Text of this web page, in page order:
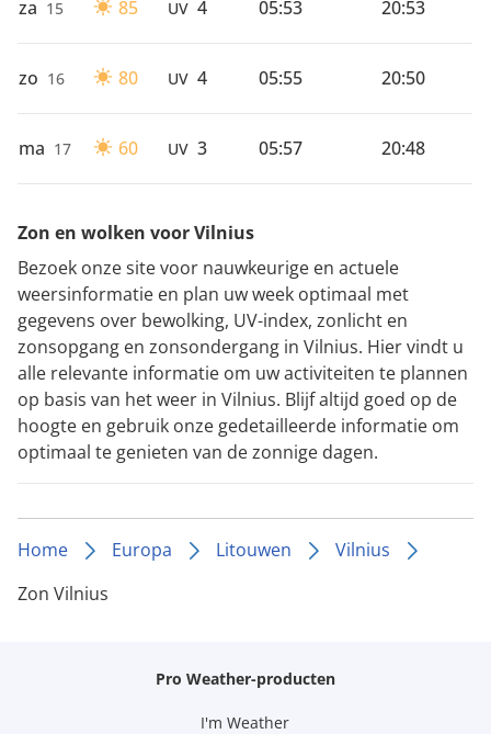
za 15 85 UV 4 05:53 20:53
zo 16 80 UV 4 05:55 20:50
ma 17 60 UV 3 05:57 20:48
Zon en wolken voor Vilnius
Bezoek onze site voor nauwkeurige en actuele
weersinformatie en plan uw week optimaal met
gegevens over bewolking, UV-index, zonlicht en
zonsopgang en zonsondergang in Vilnius. Hier vindt u
alle relevante informatie om uw activiteiten te plannen
op basis van het weer in Vilnius. Blijf altijd goed op de
hoogte en gebruik onze gedetailleerde informatie om
optimaal te genieten van de zonnige dagen.
Home Europa Litouwen
Vilnius
Zon Vilnius
Pro Weather-producten
I'm Weather